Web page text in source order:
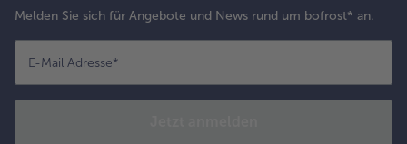
Melden Sie sich für Angebote und News rund um bofrost* an.
E-Mail Adresse*